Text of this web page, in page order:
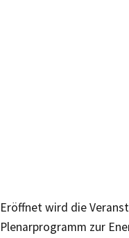
Eröffnet wird die
Plenarprogramm zur